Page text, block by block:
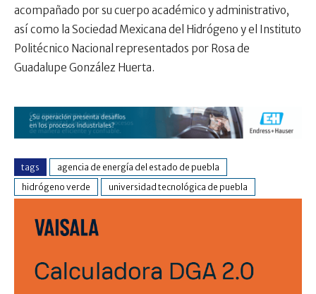
acompañado por su cuerpo académico y administrativo,
así como la Sociedad Mexicana del Hidrógeno y el Instituto
Politécnico Nacional representados por Rosa de
Guadalupe González Huerta.
tags
agencia de energía del estado de puebla
hidrógeno verde
universidad tecnológica de puebla